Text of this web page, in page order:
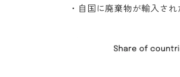
・自国に廃棄物が輸入さ